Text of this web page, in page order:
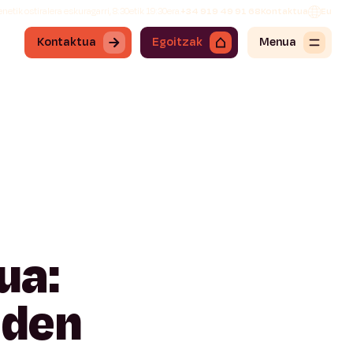
ostiralera eskuragarri, 8:30etik 19:30era.+34 919 49 91 68Kontaktua Eu
Kontaktua Egoitzak Menua
den